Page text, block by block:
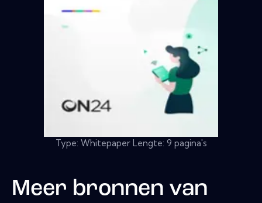
Type: Whitepaper Lengte: 9 pagina's
Meer bronnen van